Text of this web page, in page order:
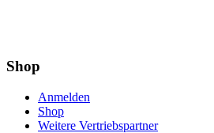
Shop
Anmelden
Shop
Weitere Vertriebspartner